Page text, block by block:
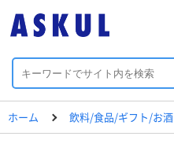
ホーム 飲料/食品/ギフト/お酒